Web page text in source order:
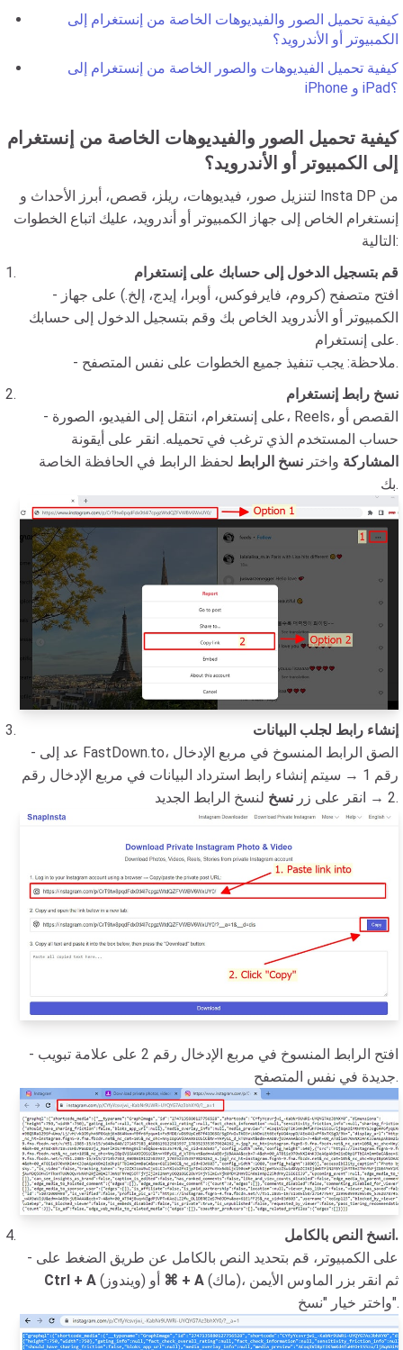
كيفية تحميل الصور والفيديوهات الخاصة من إنستغرام إلى
الكمبيوتر أو الأندرويد؟
كيفية تحميل الفيديوهات والصور الخاصة من إنستغرام إلى
iPhone و iPad؟
كيفية تحميل الصور والفيديوهات الخاصة من إنستغرام
إلى الكمبيوتر أو الأندرويد؟
لتنزيل صور، فيديوهات، ريلز، قصص، أبرز الأحداث و Insta DP من
إنستغرام الخاص إلى جهاز الكمبيوتر أو أندرويد، عليك اتباع الخطوات
التالية:
قم بتسجيل الدخول إلى حسابك على إنستغرام
- افتح متصفح (كروم، فايرفوكس، أوبرا، إيدج، إلخ.) على جهاز
الكمبيوتر أو الأندرويد الخاص بك وقم بتسجيل الدخول إلى حسابك
على إنستغرام.
- ملاحظة: يجب تنفيذ جميع الخطوات على نفس المتصفح.
نسخ رابط إنستغرام
- على إنستغرام، انتقل إلى الفيديو، الصورة، Reels، القصص أو
حساب المستخدم الذي ترغب في تحميله. انقر على أيقونة
المشاركة واختر نسخ الرابط لحفظ الرابط في الحافظة الخاصة
بك.
إنشاء رابط لجلب البيانات
- عد إلى FastDown.to، الصق الرابط المنسوخ في مربع الإدخال
رقم 1 → سيتم إنشاء رابط استرداد البيانات في مربع الإدخال رقم
2 → انقر على زر
نسخ لنسخ الرابط الجديد.
- افتح الرابط المنسوخ في مربع الإدخال رقم 2 على علامة تبويب
جديدة في نفس المتصفح.
انسخ النص بالكامل.
- على الكمبيوتر، قم بتحديد النص بالكامل عن طريق الضغط على
Ctrl + A
⌘ + A (ماك)، ثم انقر بزر الماوس الأيمن
واختر خيار "نسخ".